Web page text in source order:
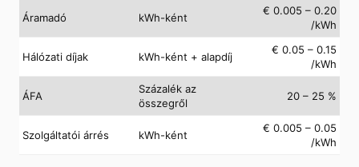
Áramadó kWh-ként
€ 0.005 – 0.20
/kWh
Hálózati díjak kWh-ként + alapdíj
€ 0.05 – 0.15
/kWh
ÁFA
Százalék az
összegről
20 – 25 %
Szolgáltatói árrés kWh-ként
€ 0.005 – 0.05
/kWh